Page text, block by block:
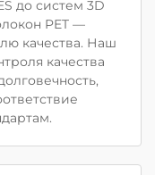
до систем 3D
PET —
качества. Наш
качества